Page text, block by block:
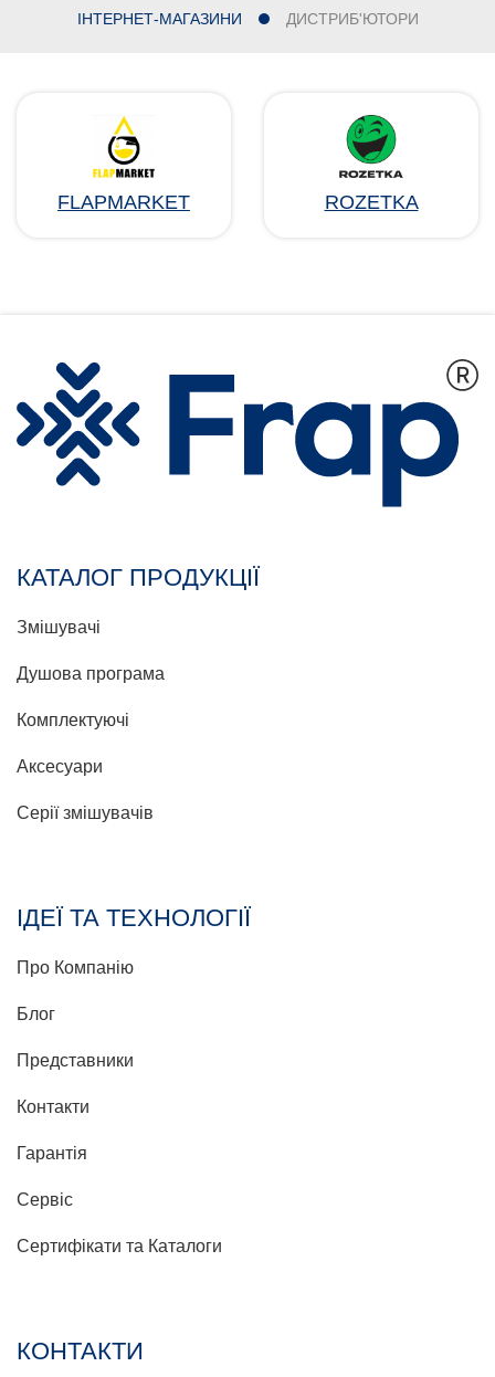
ІНТЕРНЕТ-МАГАЗИНИ ДИСТРИБ'ЮТОРИ
FLAPMARKET ROZETKA
КАТАЛОГ ПРОДУКЦІЇ
Змішувачі
Душова програма
Комплектуючі
Аксесуари
Серії змішувачів
ІДЕЇ ТА ТЕХНОЛОГІЇ
Про Компанію
Блог
Представники
Контакти
Гарантія
Сервіс
Сертифікати та Каталоги
КОНТАКТИ